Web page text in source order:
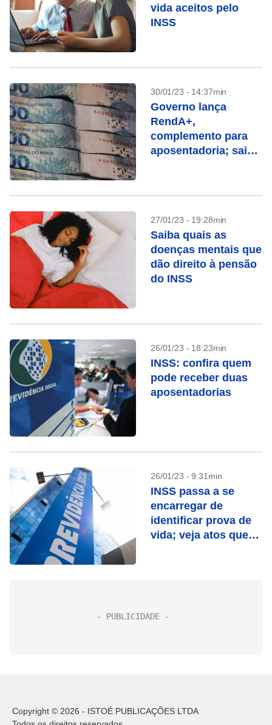
vida aceitos pelo
INSS
30/01/23 - 14:37min
Governo lança
RendA+,
complemento para
aposentadoria; saiba
27/01/23 - 19:28min
Saiba quais as
doenças mentais que
dão direito à pensão
do INSS
26/01/23 - 18:23min
INSS: confira quem
pode receber duas
aposentadorias
26/01/23 - 9:31min
INSS passa a se
encarregar de
identificar prova de
vida; veja atos que
Copyright © 2026 - ISTOÉ PUBLICAÇÕES LTDA